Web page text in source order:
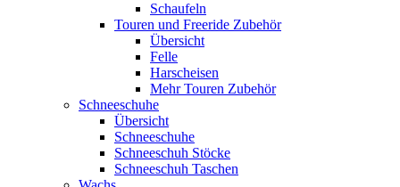
Schaufeln
Touren und Freeride Zubehör
Übersicht
Felle
Harscheisen
Mehr Touren Zubehör
Schneeschuhe
Übersicht
Schneeschuhe
Schneeschuh Stöcke
Schneeschuh Taschen